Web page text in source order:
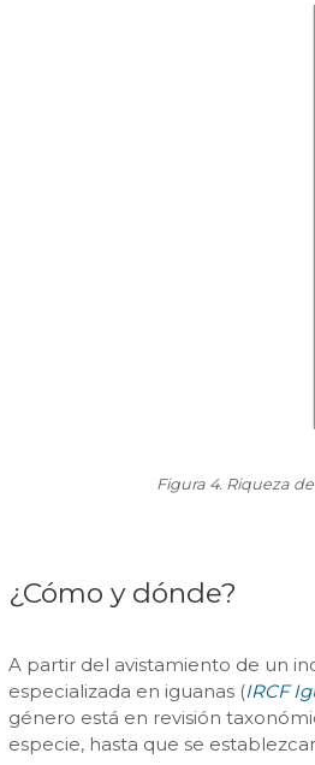
Figura 4. Riqueza
¿Cómo y dónde?
A partir del avistamiento de un
especializada en iguanas (IRCF
género está en revisión
especie, hasta que se